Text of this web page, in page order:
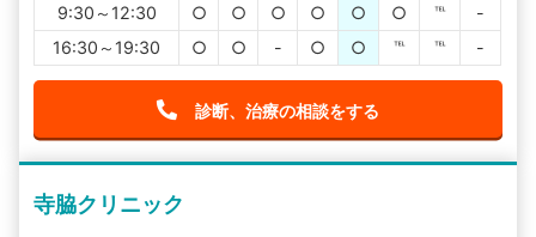
9:30～12:30
○ ○ ○ ○ ○ ○ ℡
-
16:30～19:30
○ ○ - ○ ○ ℡ ℡ -
診断、治療の相談をする
寺脇クリニック